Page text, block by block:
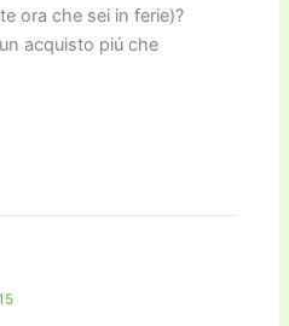
ora che sei in ferie)?
acquisto piú che